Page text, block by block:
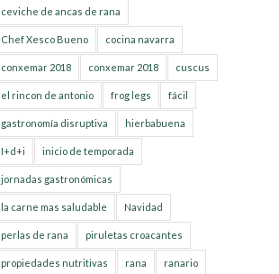
ceviche de ancas de rana
Chef Xesco Bueno cocina navarra
conxemar 2018 conxemar 2018 cuscus
el rincon de antonio frog legs fácil
gastronomía disruptiva hierbabuena
I+d+i inicio de temporada
jornadas gastronómicas
la carne mas saludable Navidad
perlas de rana piruletas croacantes
propiedades nutritivas rana ranario